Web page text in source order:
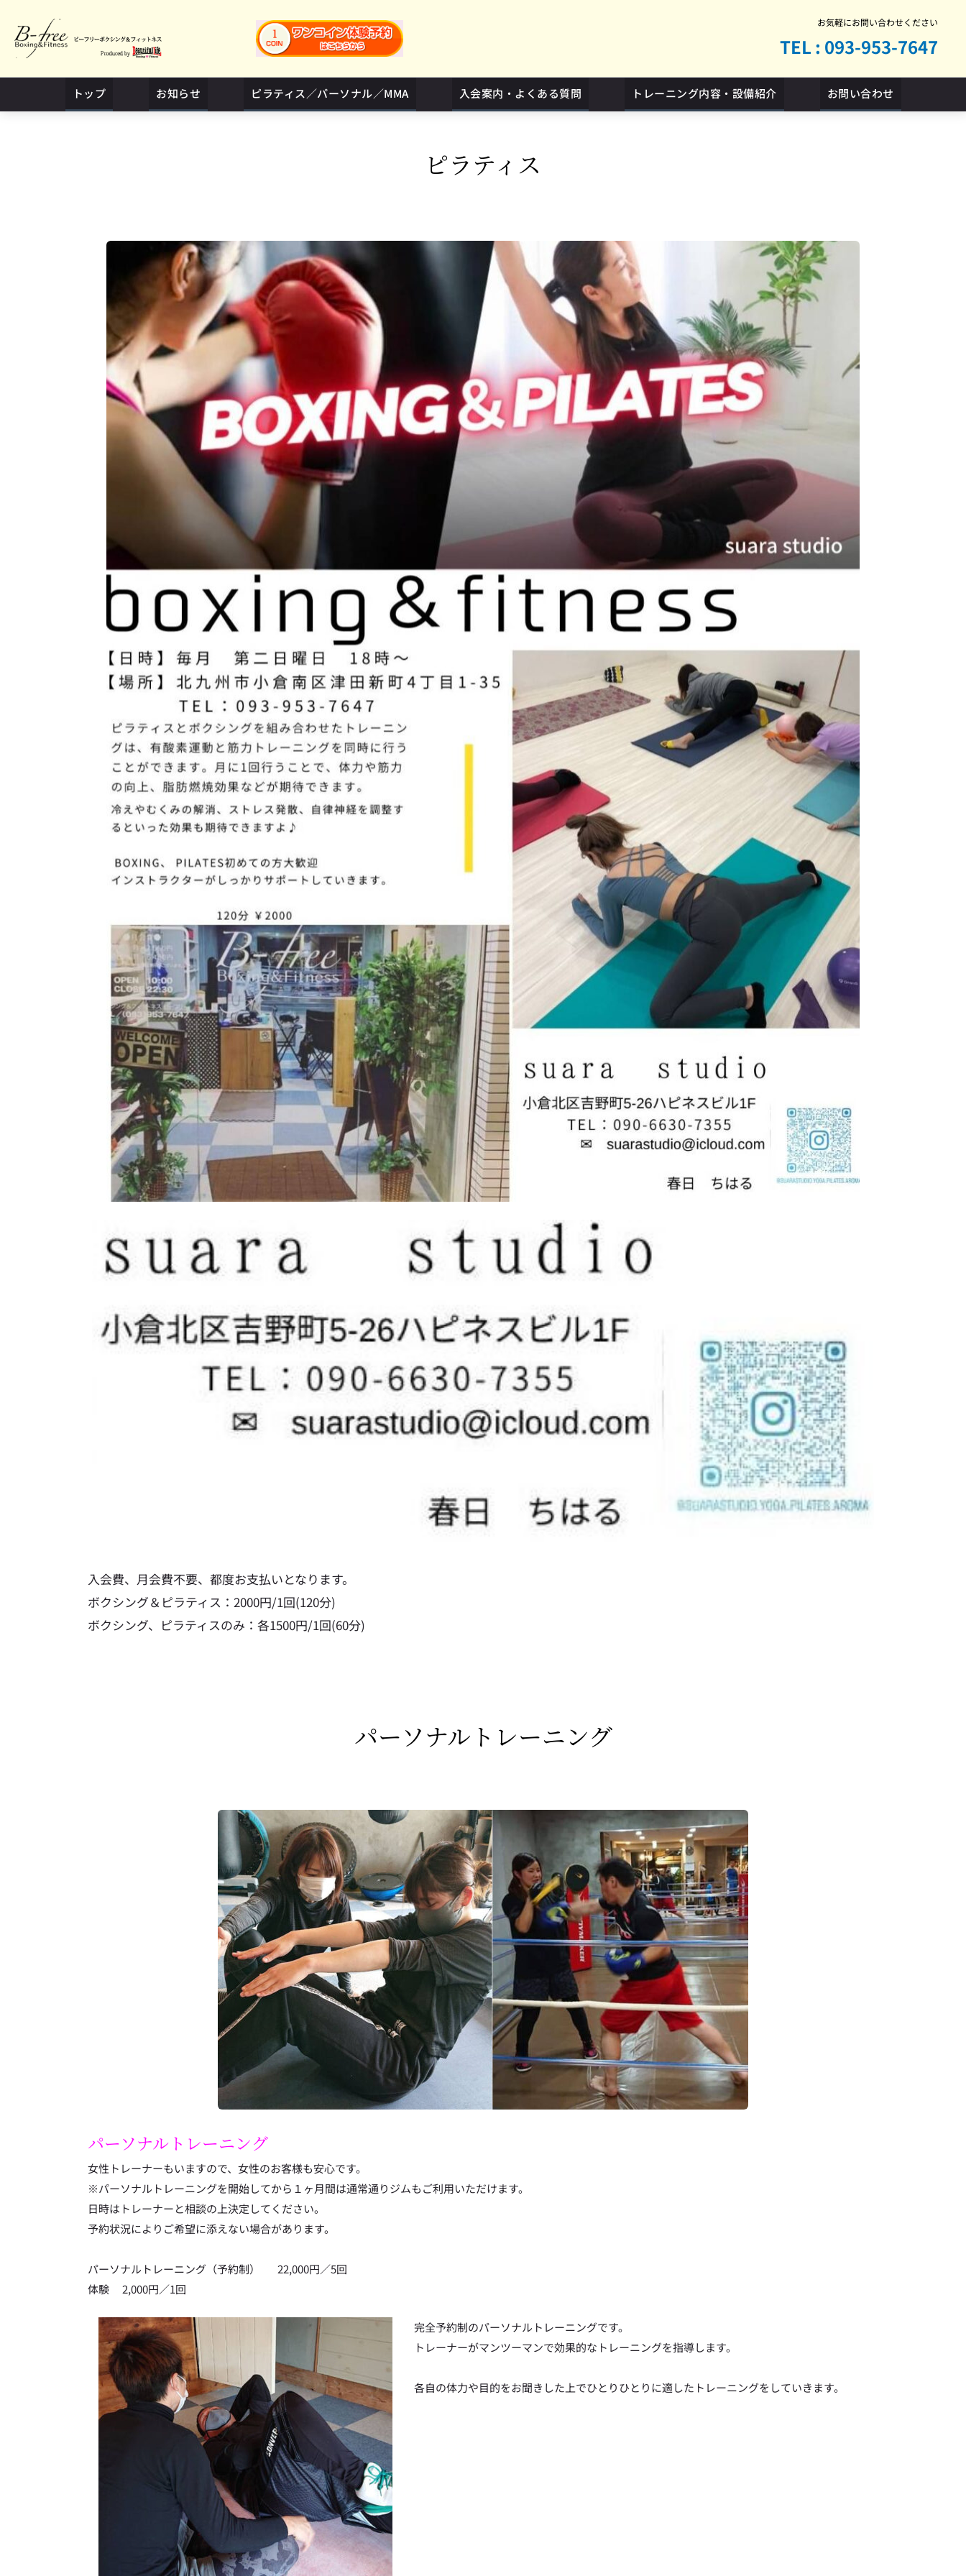
お気軽にお問い合わせください
TEL : 093-953-7647
トップ お知らせ ピラティス／パーソナル／MMA 入会案内・よくある質問 トレーニング内容・設備紹介 お問い合わせ
ピラティス
入会費、月会費不要、都度お支払いとなります。
ボクシング＆ピラティス：2000円/1回(120分)
ボクシング、ピラティスのみ：各1500円/1回(60分)
パーソナルトレーニング
パーソナルトレーニング
女性トレーナーもいますので、女性のお客様も安心です。
※パーソナルトレーニングを開始してから１ヶ月間は通常通りジムもご利用いただけます。
日時はトレーナーと相談の上決定してください。
予約状況によりご希望に添えない場合があります。
パーソナルトレーニング（予約制）	22,000円／5回
体験	2,000円／1回
完全予約制のパーソナルトレーニングです。
トレーナーがマンツーマンで効果的なトレーニングを指導します。
各自の体力や目的をお聞きした上でひとりひとりに適したトレーニングをしていきます。